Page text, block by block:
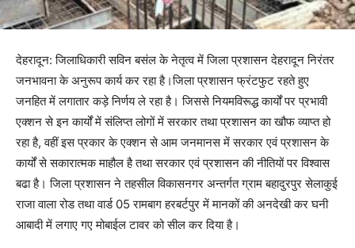
देहरादून: जिलाधिकारी सविन बसंल के नेतृत्व में जिला प्रशासन देहरादून निरंतर
जनभावना के अनुरूप कार्य कर रहा है।जिला प्रशासन फ्रंटफुट रहते हुए
जनहित में लगातार कड़े निर्णय ले रहा है। जिससे नियमविरूद्ध कार्यों पर प्रभावी
एक्शन से इन कार्यों में संलिप्त लोगों में सरकार तथा प्रशासन का खौफ व्याप्त हो
रहा है, वहीं इस प्रकार के एक्शन से आम जनमानस में सरकार एवं प्रशासन के
कार्यों से सकारात्मक माहौल है तथा सरकार एवं प्रशासन की नीतियों पर विश्वास
बढा है। जिला प्रशासन ने तहसील विकासनगर अन्तर्गत ग्राम बहादुरपुर सेलाकुई
राजा वाला रोड तथा वार्ड 05 रामबाग हरबर्टपुर में मानकों की अनदेखी कर घनी
आबादी में लगाए गए मोबाईल टावर को सील कर दिया है।